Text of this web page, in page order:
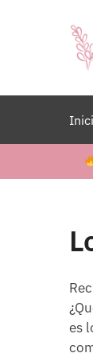
es